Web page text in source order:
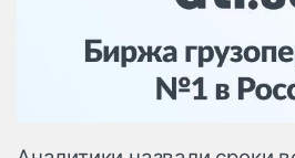
Логистика,
Негабаритные
опасные грузы
Безопасность и